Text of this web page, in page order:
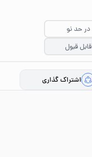
در حد نو
قابل قبول
اشتراک گذاری